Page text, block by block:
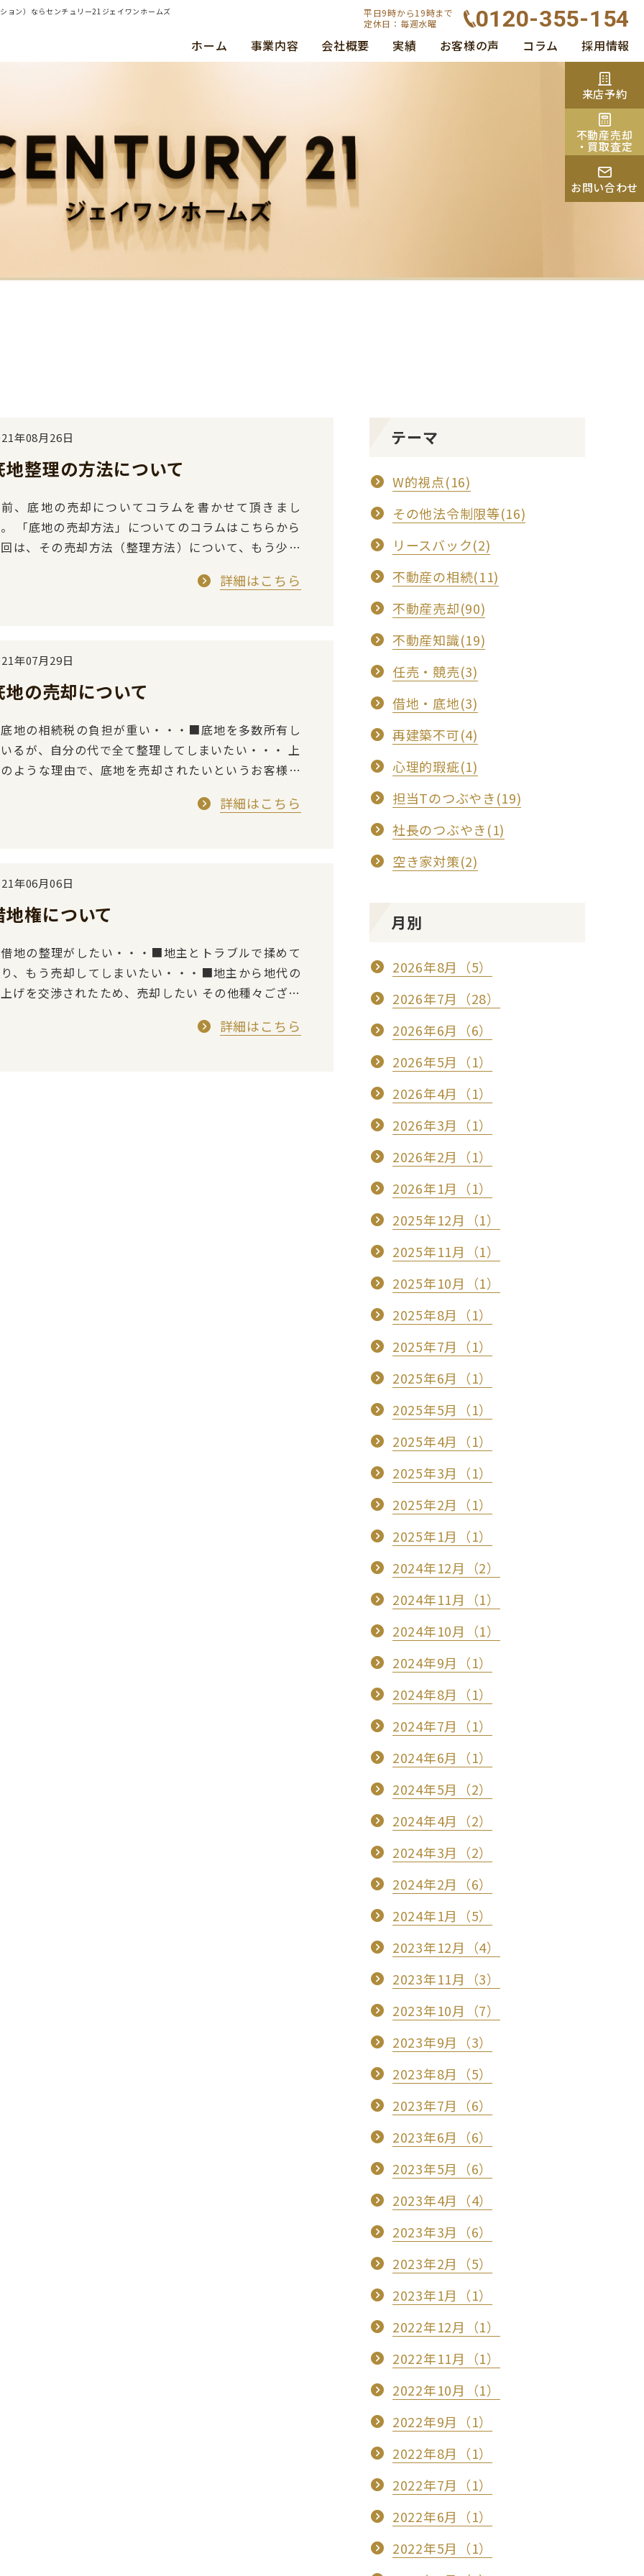
ョン）ならセンチュリー21ジェイワンホームズ
平日9時から19時まで
定休日：毎週水曜
0120-355-154
ホーム 事業内容 会社概要 実績 お客様の声 コラム 採用情報
来店予約
不動産売却
・買取査定
お問い合わせ
年08月26日
地整理の方法について
、底地の売却についてコラムを書かせて頂きまし
はこちらから
は、その売却方法（整理方法）について、もう少し
詳細はこちら
年07月29日
地の売却について
地の相続税の負担が重い・・・■底地を多数所有し
るが、自分の代で全て整理してしまいたい・・・ 上
ような理由で、底地を売却されたいというお客様よ
詳細はこちら
年06月06日
地権について
地の整理がしたい・・・■地主とトラブルで揉めて
、もう売却してしまいたい・・・■地主から地代の
げを交渉されたため、売却したい その他種々ござい
詳細はこちら
テーマ
W的視点(16)
その他法令制限等(16)
リースバック(2)
不動産の相続(11)
不動産売却(90)
不動産知識(19)
任売・競売(3)
借地・底地(3)
再建築不可(4)
心理的瑕疵(1)
担当Tのつぶやき(19)
社長のつぶやき(1)
空き家対策(2)
月別
2026年8月（5）
2026年7月（28）
2026年6月（6）
2026年5月（1）
2026年4月（1）
2026年3月（1）
2026年2月（1）
2026年1月（1）
2025年12月（1）
2025年11月（1）
2025年10月（1）
2025年8月（1）
2025年7月（1）
2025年6月（1）
2025年5月（1）
2025年4月（1）
2025年3月（1）
2025年2月（1）
2025年1月（1）
2024年12月（2）
2024年11月（1）
2024年10月（1）
2024年9月（1）
2024年8月（1）
2024年7月（1）
2024年6月（1）
2024年5月（2）
2024年4月（2）
2024年3月（2）
2024年2月（6）
2024年1月（5）
2023年12月（4）
2023年11月（3）
2023年10月（7）
2023年9月（3）
2023年8月（5）
2023年7月（6）
2023年6月（6）
2023年5月（6）
2023年4月（4）
2023年3月（6）
2023年2月（5）
2023年1月（1）
2022年12月（1）
2022年11月（1）
2022年10月（1）
2022年9月（1）
2022年8月（1）
2022年7月（1）
2022年6月（1）
2022年5月（1）